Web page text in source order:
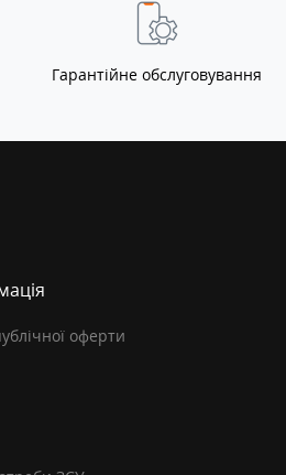
Гарантійне обслуговування
оферти